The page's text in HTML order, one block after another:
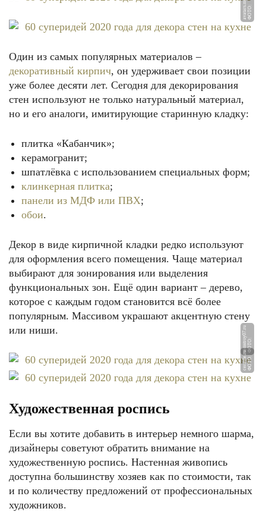
Ф
О
Т
О:
a
v
at
a
r
s.
m
d
s.
y
a
n
d
e
x.
n
Один из самых популярных материалов –
декоративный кирпич, он удерживает свои позиции
уже более десяти лет. Сегодня для декорирования
стен используют не только натуральный материал,
но и его аналоги, имитирующие старинную кладку:
плитка «Кабанчик»;
керамогранит;
шпатлёвка с использованием специальных форм;
клинкерная плитка;
панели из МДФ или ПВХ;
обои.
Декор в виде кирпичной кладки редко используют
для оформления всего помещения. Чаще материал
выбирают для зонирования или выделения
функциональных зон. Ещё один вариант – дерево,
которое с каждым годом становится всё более
популярным. Массивом украшают акцентную стену
или ниши.
Ф
О
Т
О:
r
e
m
st
r
o
y
0
7.
r
u
Ф
О
Т
О:
c
e
r
atil
e.
r
u
Художественная роспись
Если вы хотите добавить в интерьер немного шарма,
дизайнеры советуют обратить внимание на
художественную роспись. Настенная живопись
доступна большинству хозяев как по стоимости, так
и по количеству предложений от профессиональных
художников.